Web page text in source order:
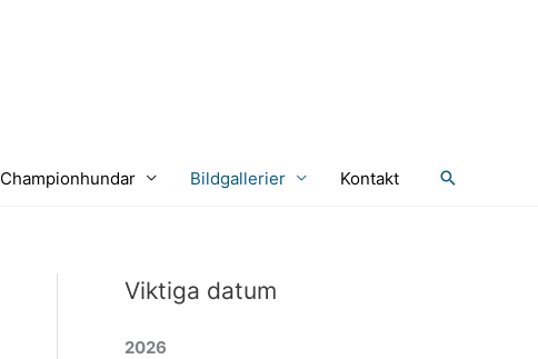
Championhundar Bildgallerier Kontakt Sök
Viktiga datum
2026